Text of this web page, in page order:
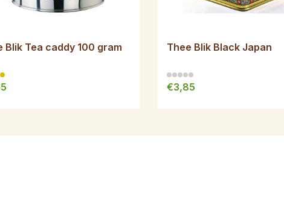
Blik Tea caddy 100 gram Thee Blik Black Japan
€3,85